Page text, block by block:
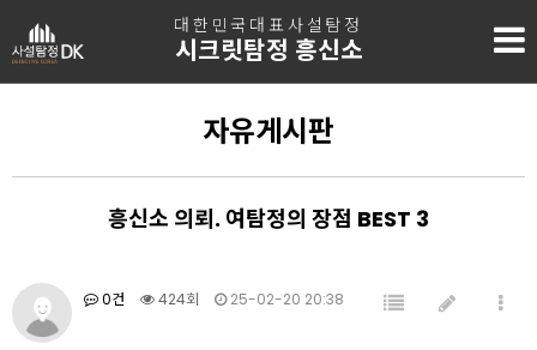
대한민국대표사설탐정
시크릿탐정 흥신소
자유게시판
흥신소 의뢰. 여탐정의 장점 BEST 3
0건 424회 25-02-20 20:38